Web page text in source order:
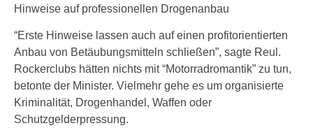
Hinweise auf professionellen Drogenanbau
“Erste Hinweise lassen auch auf einen profitorientierten
Anbau von Betäubungsmitteln schließen”, sagte Reul.
Rockerclubs hätten nichts mit “Motorradromantik” zu tun,
betonte der Minister. Vielmehr gehe es um organisierte
Kriminalität, Drogenhandel, Waffen oder
Schutzgelderpressung.